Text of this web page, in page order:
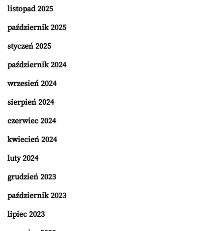
listopad 2025
październik 2025
styczeń 2025
październik 2024
wrzesień 2024
sierpień 2024
czerwiec 2024
kwiecień 2024
luty 2024
grudzień 2023
październik 2023
lipiec 2023